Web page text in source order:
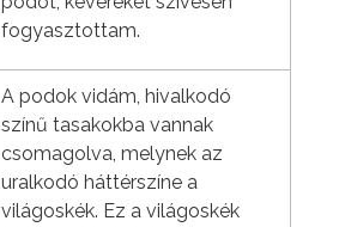
fogyasztottam.
A podok vidám, hivalkodó
színű tasakokba vannak
csomagolva, melynek az
uralkodó háttérszíne a
világoskék. Ez a világoskék